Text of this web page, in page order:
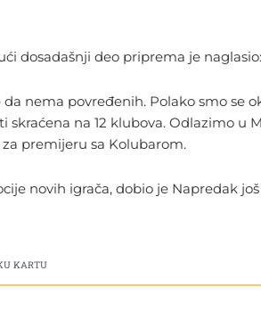
dosadašnji deo priprema je naglasio:
nema povređenih. Polako smo se
skraćena na 12 klubova. Odlazimo
premijeru sa Kolubarom.
novih igrača, dobio je Napredak
KARTU